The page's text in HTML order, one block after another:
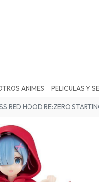
ANIMES PELICULAS Y
RED HOOD RE:ZERO